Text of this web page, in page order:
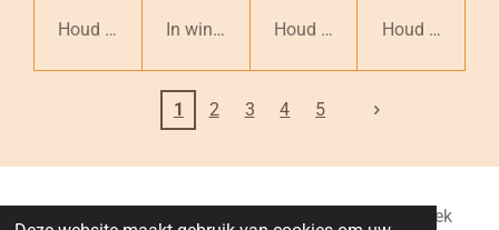
Houd mij op de hoogteIn winkelwagenHoud mij op de hoogte
Houd mij op
1 2 3 4 5
Lilo Deco : Gebroeders Van Benedenlaan 5, Ruisbroek